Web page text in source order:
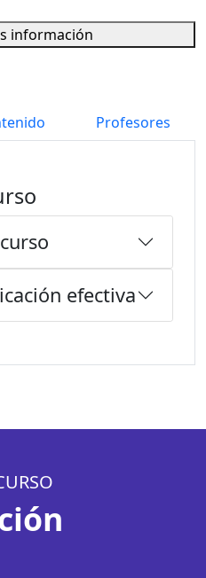
información
Profesores
efectiva